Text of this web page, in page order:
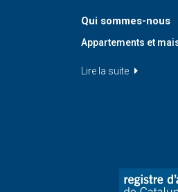
Qui sommes-nous
Appartements et
Lire la suite